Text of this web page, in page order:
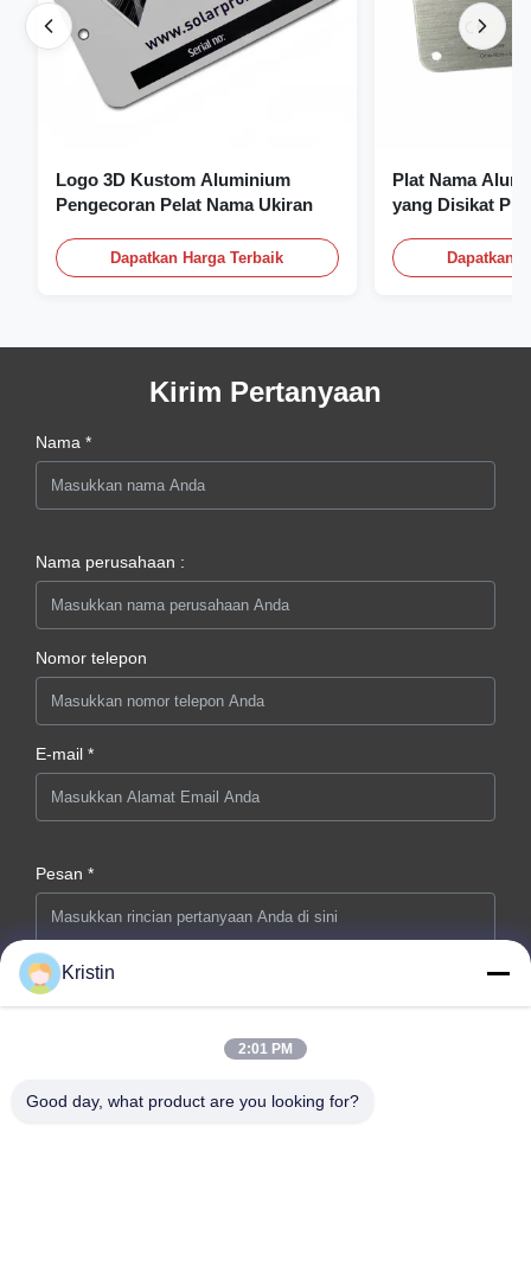
Logo 3D Kustom Aluminium
Pengecoran Pelat Nama Ukiran
Dapatkan Harga Terbaik
Plat Nama
yang Disikat
Dapatkan
Kirim Pertanyaan
Nama *
Nama perusahaan :
Nomor telepon
E-mail *
Pesan *
Kirim sekarang
Kristin
2:01 PM
Good day, what product are you looking for?